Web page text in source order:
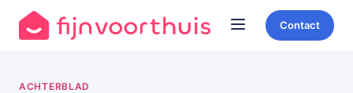
Contact
ACHTERBLAD